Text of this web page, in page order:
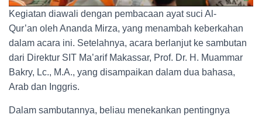
Kegiatan diawali dengan pembacaan ayat suci Al-
Qur’an oleh Ananda Mirza, yang menambah keberkahan
dalam acara ini. Setelahnya, acara berlanjut ke sambutan
dari Direktur SIT Ma’arif Makassar, Prof. Dr. H. Muammar
Bakry, Lc., M.A., yang disampaikan dalam dua bahasa,
Arab dan Inggris.
Dalam sambutannya, beliau menekankan pentingnya